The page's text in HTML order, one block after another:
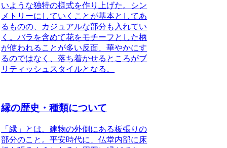
いような独特の様式を作り上げた。シン
メトリーにしていくことが基本としてあ
るものの、カジュアルな部分も入れてい
く。バラを含めて花をモチーフとした柄
が使われることが多い反面、華やかにす
るのではなく、落ち着かせるところがブ
リティッシュスタイルとなる。
縁の歴史・種類について
「縁」とは、建物の外側にある板張りの
部分のこと 。平安時代に、仏堂内部に床